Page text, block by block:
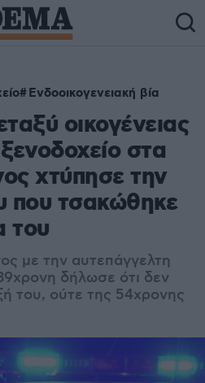
Ενδοοικογενειακή βία
οικογένειας
στα
χτύπησε την
που τσακώθηκε
του
με την αυτεπάγγελτη
δήλωσε ότι δεν
του, ούτε της 54χρονης